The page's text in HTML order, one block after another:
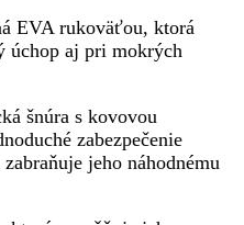
EVA rukoväťou, ktorá
úchop aj pri mokrých
šnúra s kovovou
zabezpečenie
jeho náhodnému